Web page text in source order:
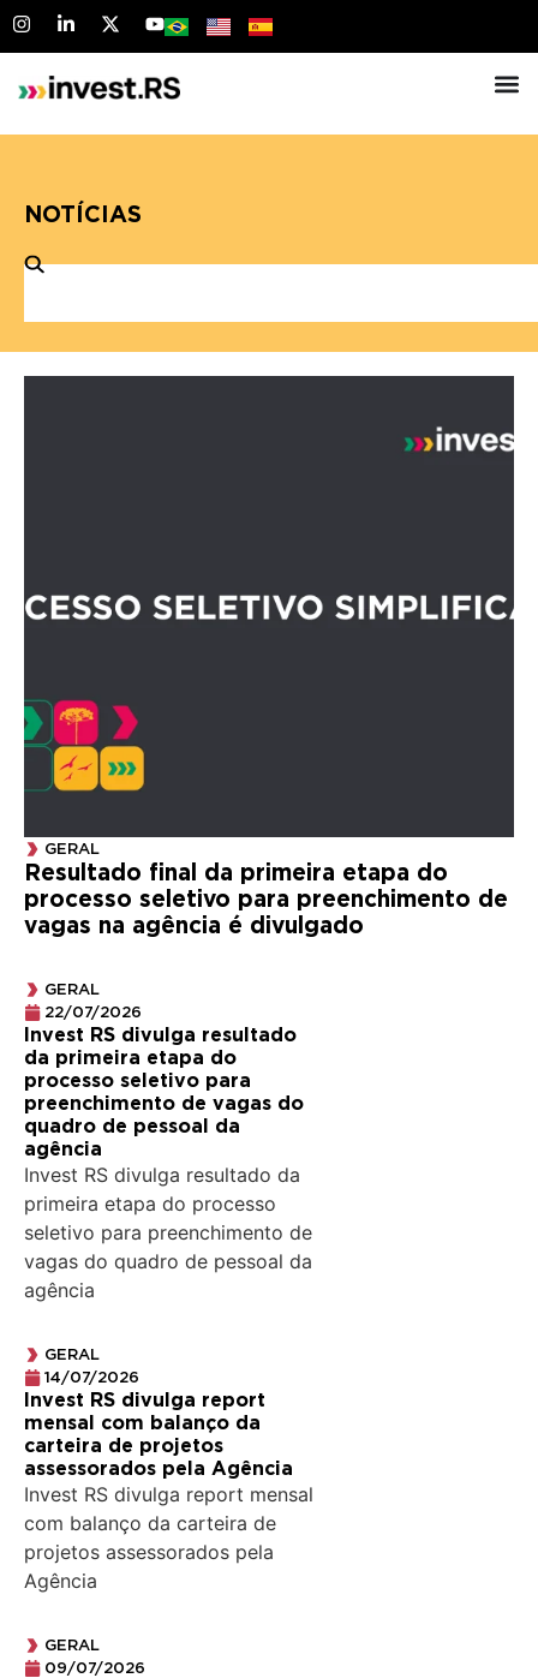
NOTÍCIAS
GERAL
Resultado final da primeira etapa do
processo seletivo para preenchimento de
vagas na agência é divulgado
GERAL
22/07/2026
Invest RS divulga resultado
da primeira etapa do
processo seletivo para
preenchimento de vagas do
quadro de pessoal da
agência
Invest RS divulga resultado da
primeira etapa do processo
seletivo para preenchimento de
vagas do quadro de pessoal da
agência
GERAL
14/07/2026
Invest RS divulga report
mensal com balanço da
carteira de projetos
assessorados pela Agência
Invest RS divulga report mensal
com balanço da carteira de
projetos assessorados pela
Agência
GERAL
09/07/2026